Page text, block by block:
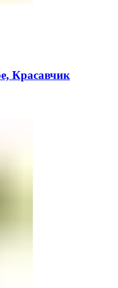
Красавчик